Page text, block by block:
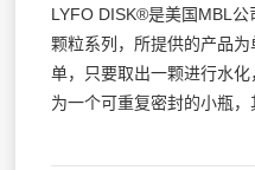
LYFO DISK®是美国MBL
颗粒系列，所提供的产品
单，只要取出一颗进行水
为一个可重复密封的小瓶，